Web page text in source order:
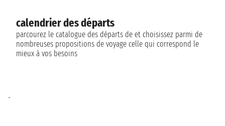
calendrier des départs
parcourez le catalogue des départs de et choisissez parmi de
nombreuses propositions de voyage celle qui correspond le
mieux à vos besoins
-